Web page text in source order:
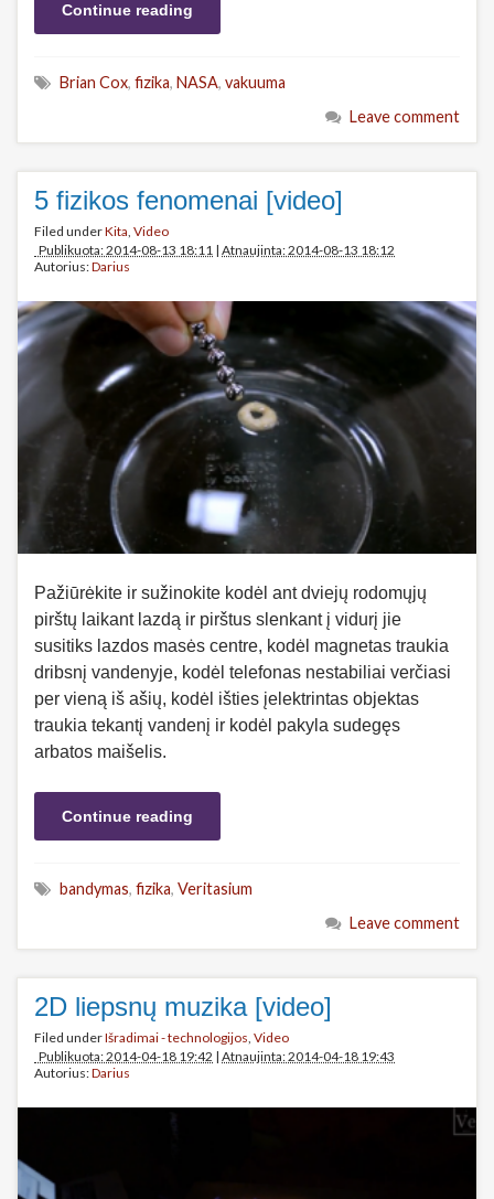
Continue reading
Brian Cox, fizika, NASA, vakuuma
Leave comment
5 fizikos fenomenai [video]
Filed underKita, Video
Publikuota: 2014-08-13 18:11 | Atnaujinta: 2014-08-13 18:12
Autorius:Darius
Pažiūrėkite ir sužinokite kodėl ant dviejų rodomųjų
pirštų laikant lazdą ir pirštus slenkant į vidurį jie
susitiks lazdos masės centre, kodėl magnetas traukia
dribsnį vandenyje, kodėl telefonas nestabiliai verčiasi
per vieną iš ašių, kodėl išties įelektrintas objektas
traukia tekantį vandenį ir kodėl pakyla sudegęs
arbatos maišelis.
Continue reading
bandymas, fizika, Veritasium
Leave comment
2D liepsnų muzika [video]
Filed underIšradimai - technologijos, Video
Publikuota: 2014-04-18 19:42 | Atnaujinta: 2014-04-18 19:43
Autorius:Darius